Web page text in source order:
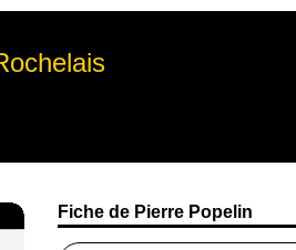
Fiche de Pierre Popelin